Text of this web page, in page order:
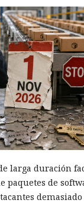
larga duración
paquetes de